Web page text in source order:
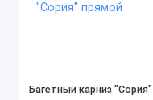
Багетный карниз "Сория"